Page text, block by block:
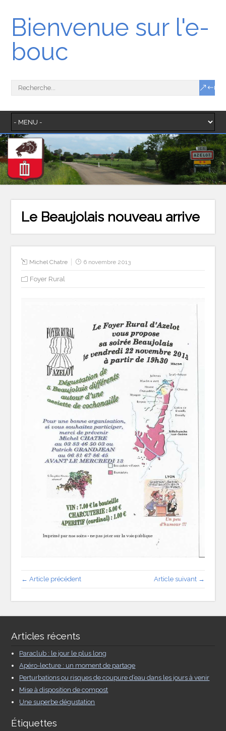
Bienvenue sur l'e-
bouc
Le Beaujolais nouveau arrive
Michel Chatre 6 novembre 2013
Foyer Rural
← Article précédent Article suivant →
Articles récents
Paraclub : le jour le plus long
Apéro-lecture : un moment de partage
Perturbations ou risques de coupure d’eau dans les jours à venir
Mise à disposition de compost
Une superbe dégustation
Étiquettes